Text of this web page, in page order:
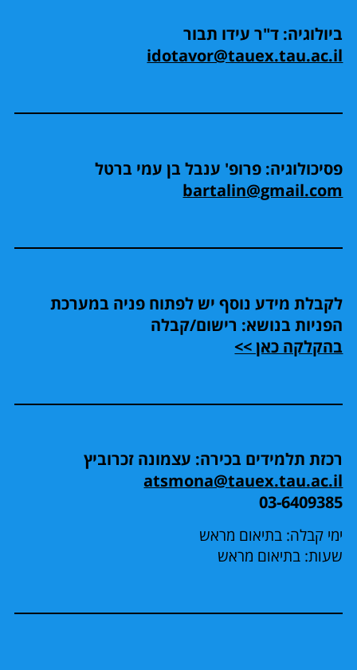
ביולוגיה: ד"ר עידו תבור
idotavor@tauex.tau.ac.il
פסיכולוגיה: פרופ' ענבל בן עמי ברטל
bartalin@gmail.com
לקבלת מידע נוסף יש לפתוח פניה במערכת
הפניות בנושא: רישום/קבלה
בהקלקה כאן >>
רכזת תלמידים בכירה: עצמונה זכרוביץ
atsmona@tauex.tau.ac.il
03-6409385
ימי קבלה: בתיאום מראש
שעות: בתיאום מראש